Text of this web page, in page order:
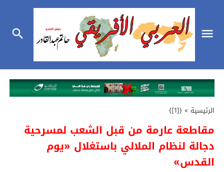
الرئيسية »
{[1]}
مقاطعة عارمة من قبل الشعب لمسرحية
دجالة لنظام الملالي باستغلال «يوم
القدس»